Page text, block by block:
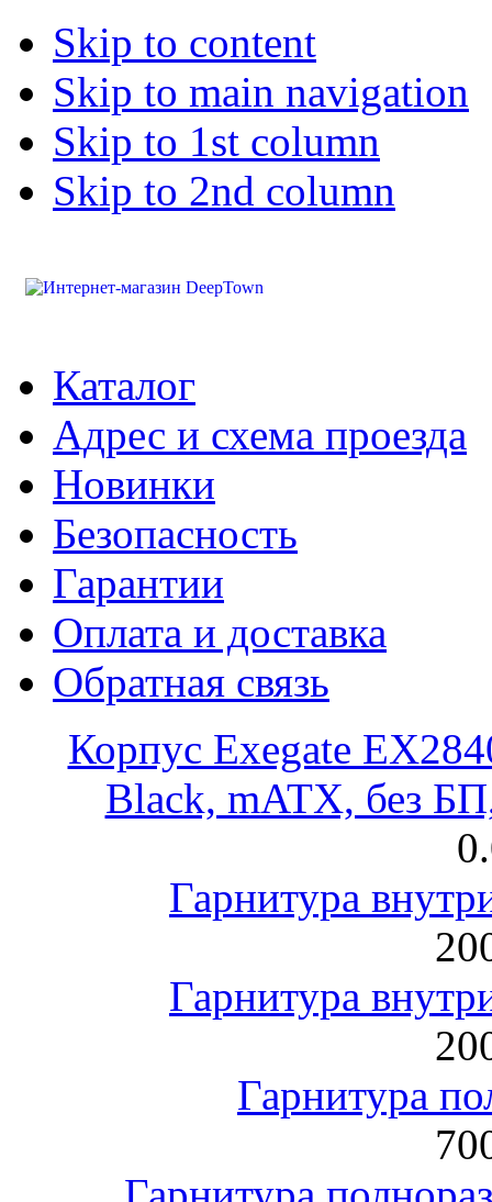
Skip to content
Skip to main navigation
Skip to 1st column
Skip to 2nd column
Каталог
Адрес и схема проезда
Новинки
Безопасность
Гарантии
Оплата и доставка
Обратная связь
Корпус Exegate
Black, mATX, без
Гарнитура
Гарнитура
Гарнитура